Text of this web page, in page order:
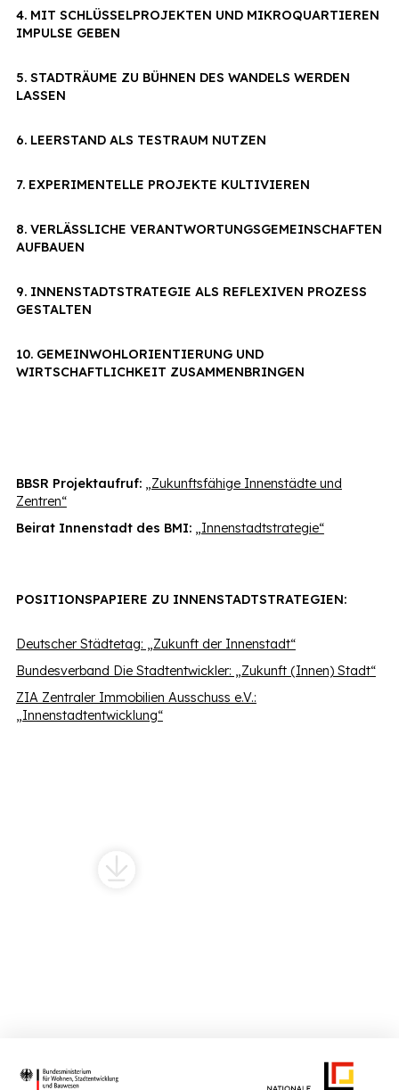
4. MIT SCHLÜSSELPROJEKTEN UND MIKROQUARTIEREN
IMPULSE GEBEN
5. STADTRÄUME ZU BÜHNEN DES WANDELS WERDEN
LASSEN
6. LEERSTAND ALS TESTRAUM NUTZEN
7. EXPERIMENTELLE PROJEKTE KULTIVIEREN
8. VERLÄSSLICHE VERANTWORTUNGSGEMEINSCHAFTEN
AUFBAUEN
9. INNENSTADTSTRATEGIE ALS REFLEXIVEN PROZESS
GESTALTEN
10. GEMEINWOHLORIENTIERUNG UND
WIRTSCHAFTLICHKEIT ZUSAMMENBRINGEN
BBSR Projektaufruf: „Zukunftsfähige Innenstädte und
Zentren“
Beirat Innenstadt des BMI: „Innenstadtstrategie“
POSITIONSPAPIERE ZU INNENSTADTSTRATEGIEN:
Deutscher Städtetag: „Zukunft der Innenstadt“
Bundesverband Die Stadtentwickler: „Zukunft (Innen) Stadt“
ZIA Zentraler Immobilien Ausschuss e.V.:
„Innenstadtentwicklung“